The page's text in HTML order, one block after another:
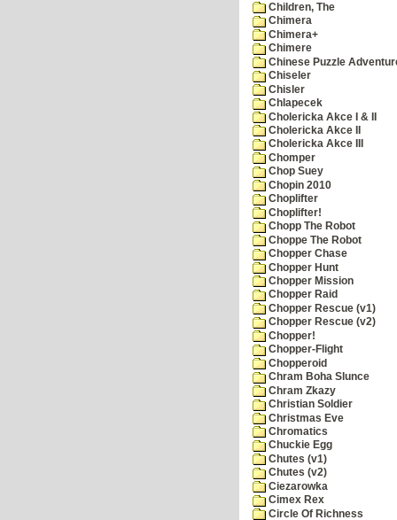
Children, The
Chimera
Chimera+
Chimere
Chinese Puzzle
Chiseler
Chisler
Chlapecek
Cholericka Akce I & II
Cholericka Akce II
Cholericka Akce III
Chomper
Chop Suey
Chopin 2010
Choplifter
Choplifter!
Chopp The Robot
Choppe The Robot
Chopper Chase
Chopper Hunt
Chopper Mission
Chopper Raid
Chopper Rescue (v1)
Chopper Rescue (v2)
Chopper!
Chopper-Flight
Chopperoid
Chram Boha Slunce
Chram Zkazy
Christian Soldier
Christmas Eve
Chromatics
Chuckie Egg
Chutes (v1)
Chutes (v2)
Ciezarowka
Cimex Rex
Circle Of Richness